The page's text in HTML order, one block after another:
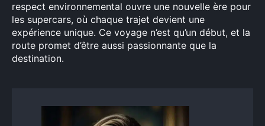
respect environnemental ouvre une nouvelle ère pour
les supercars, où chaque trajet devient une
expérience unique. Ce voyage n’est qu’un début, et la
route promet d’être aussi passionnante que la
destination.